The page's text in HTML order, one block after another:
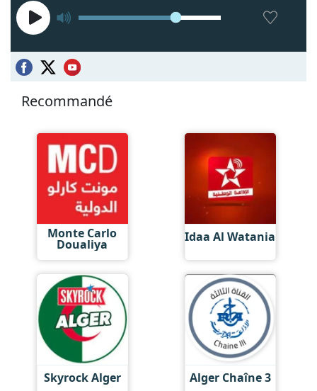
Recommandé
Monte Carlo
Doualiya Idaa Al Watania
Skyrock Alger Alger Chaîne 3